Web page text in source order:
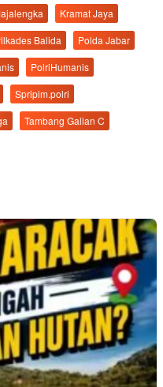
Kramat Jaya
Balida
Polda Jabar
PolriHumanis
Spripim.polri
Tambang Galian C